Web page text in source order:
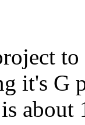
it's G